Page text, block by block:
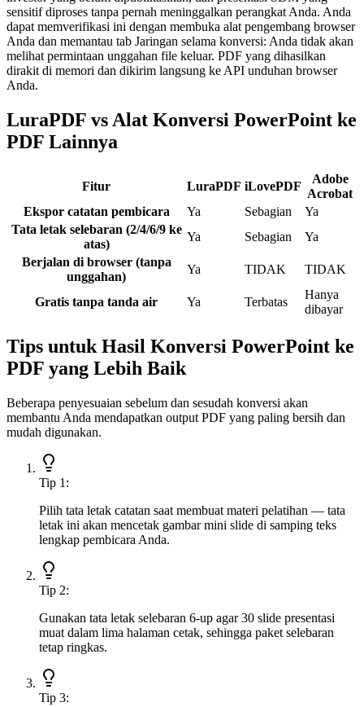
sensitif diproses tanpa pernah meninggalkan perangkat Anda. Anda
dapat memverifikasi ini dengan membuka alat pengembang browser
Anda dan memantau tab Jaringan selama konversi: Anda tidak akan
melihat permintaan unggahan file keluar. PDF yang dihasilkan
dirakit di memori dan dikirim langsung ke API unduhan browser
Anda.
LuraPDF vs Alat Konversi PowerPoint ke
PDF Lainnya
Fitur LuraPDF iLovePDF
Adobe
Acrobat
Ekspor catatan pembicara
Ya Sebagian
Ya
Tata letak selebaran (2/4/6/9 ke
atas)
Ya Sebagian
Ya
Berjalan di browser (tanpa
unggahan)
Ya TIDAK TIDAK
Gratis tanpa tanda air Ya Terbatas
Hanya
dibayar
Tips untuk Hasil Konversi PowerPoint ke
PDF yang Lebih Baik
Beberapa penyesuaian sebelum dan sesudah konversi akan
membantu Anda mendapatkan output PDF yang paling bersih dan
mudah digunakan.
Tip 1 :
Pilih tata letak catatan saat membuat materi pelatihan — tata
letak ini akan mencetak gambar mini slide di samping teks
lengkap pembicara Anda.
Tip 2:
Gunakan tata letak selebaran 6-up agar 30 slide presentasi
muat dalam lima halaman cetak, sehingga paket selebaran
tetap ringkas.
Tip 3: